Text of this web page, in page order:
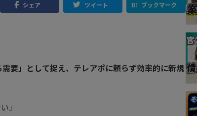
シェア ツイート ブックマーク
要」として捉え、テレアポに頼らず効率的に新規
」